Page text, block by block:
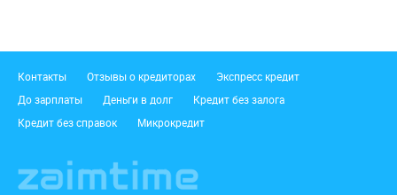
Подвал
Контакты Отзывы о кредиторах
Экспресс кредит
До зарплаты
Деньги в долг
Кредит без залога
Кредит без справок
Микрокредит